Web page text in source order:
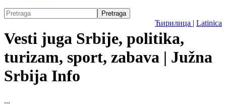
Ћирилица | Latinica
Vesti juga Srbije, politika,
turizam, sport, zabava | Južna
Srbija Info
...